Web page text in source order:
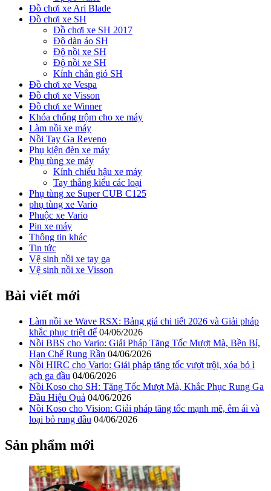
Đồ chơi xe Ari Blade
Đồ chơi xe SH
Đồ chơi xe SH 2017
Độ dàn áo SH
Độ nồi xe SH
Độ nồi xe SH
Kính chắn gió SH
Đồ chơi xe Vespa
Đồ chơi xe Visson
Đồ chơi xe Winner
Khóa chống trộm cho xe máy
Làm nồi xe máy
Nồi Tay Ga Reveno
Phụ kiện đèn xe máy
Phụ tùng xe máy
Kính chiếu hậu xe máy
Tay thắng kiểu các loại
Phụ tùng xe Super CUB C125
phụ tùng xe Vario
Phuộc xe Vario
Pin xe máy
Thông tin khác
Tin tức
Vệ sinh nồi xe tay ga
Vệ sinh nồi xe Visson
Bài viết mới
Làm nồi xe Wave RSX: Bảng giá chi tiết 2026 và Giải pháp
khắc phục triệt để 04/06/2026
Nồi BBS cho Vario: Giải Pháp Tăng Tốc Mượt Mà, Bền Bỉ,
Hạn Chế Rung Rần 04/06/2026
Nồi HIRC cho Vario: Giải pháp tăng tốc vượt trội, xóa bỏ ì
ạch ga đầu 04/06/2026
Nồi Koso cho SH: Tăng Tốc Mượt Mà, Khắc Phục Rung Ga
Đầu Hiệu Quả 04/06/2026
Nồi Koso cho Vision: Giải pháp tăng tốc mạnh mẽ, êm ái và
loại bỏ rung đầu 04/06/2026
Sản phẩm mới